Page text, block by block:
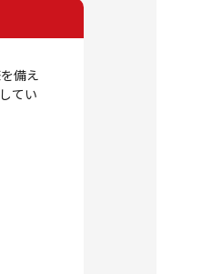
備え
てい